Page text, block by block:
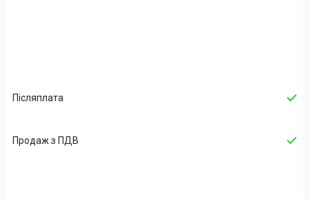
Післяплата
Продаж з ПДВ